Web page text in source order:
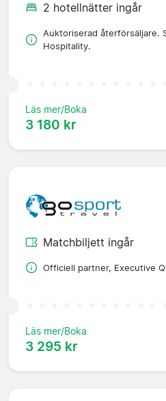
2 hotellnätter ingår
Auktoriserad återförsäljare.
Hospitality.
Läs mer/Boka
3 180 kr
Matchbiljett ingår
Officiell partner, Executive
Läs mer/Boka
3 295 kr